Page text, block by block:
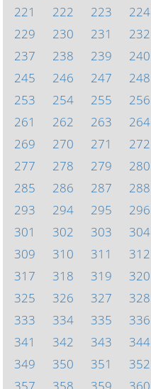
221
222 223 224
229
230 231 232
237
238 239 240
245
246 247 248
253
254 255 256
261
262 263 264
269
270 271 272
277
278 279 280
285
286 287 288
293
294 295 296
301
302 303 304
309
310 311 312
317
318 319 320
325
326 327 328
333
334 335 336
341
342 343 344
349
350 351 352